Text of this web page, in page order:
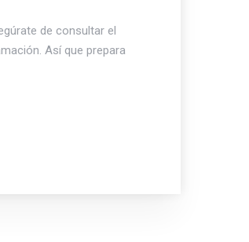
de consultar el
Así que prepara